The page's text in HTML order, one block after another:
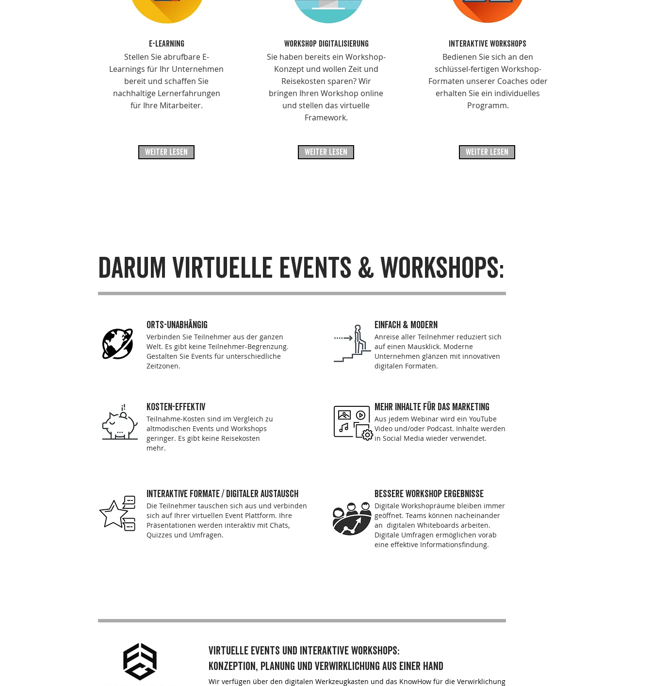
E-LEARNING
Stellen Sie abrufbare E-
Learnings für Ihr Unternehmen
bereit und schaffen Sie
nachhaltige Lernerfahrungen
für Ihre Mitarbeiter.
WEITER LESEN
WORKSHOP DIGITALISIERUNG
Sie haben bereits ein Workshop-
Konzept und wollen Zeit und
Reisekosten sparen? Wir
bringen Ihren Workshop online
und stellen das virtuelle
Framework.
WEITER LESEN
interaktive workshops
Bedienen Sie sich an den
schlüssel-fertigen Workshop-
Formaten unserer Coaches oder
erhalten Sie ein individuelles
Programm.
WEITER LESEN
Darum virtuelle events & WORKSHOPS:
ORTS-UNABHÄNGIG
Verbinden Sie Teilnehmer aus der ganzen
Welt. Es gibt keine Teilnehmer-Begrenzung.
Gestalten Sie Events für unterschiedliche
Zeitzonen.
kosten-effektiv
Teilnahme-Kosten sind im Vergleich zu
altmodischen Events und Workshops
geringer. Es gibt keine Reisekosten
mehr.
einfach & modern
Anreise aller Teilnehmer reduziert sich
auf einen Mausklick. Moderne
Unternehmen glänzen mit innovativen
digitalen Formaten.
mehr inhalte für das Marketing
Aus jedem Webinar wird ein YouTube
Video und/oder Podcast. Inhalte werden
in Social Media wieder verwendet.
interaktive formate / digitaler austausch
Die Teilnehmer tauschen sich aus und verbinden
sich auf Ihrer virtuellen Event Plattform. Ihre
Präsentationen werden interaktiv mit Chats,
Quizzes und Umfragen.
bessere workshop ergebnisse
Digitale Workshopräume bleiben immer
geöffnet. Teams können nacheinander
an digitalen Whiteboards arbeiten.
Digitale Umfragen ermöglichen vorab
eine effektive Informationsfindung.
virtuelle events und interaktive workshops:
konzeption, planung und verwirklichung aus einer hand
Wir verfügen über den digitalen Werkzeugkasten und das KnowHow für die Verwirklichung